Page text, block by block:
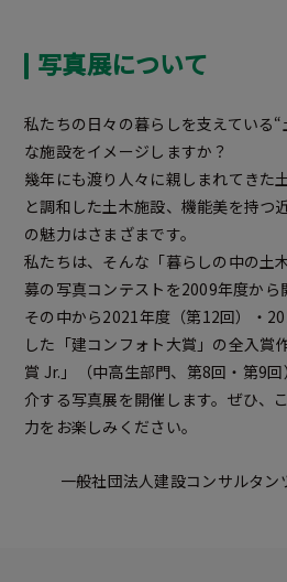
写真展について
私たちの日々の暮らしを支えている
な施設をイメージしますか？
幾年にも渡り人々に親しまれてきた
と調和した土木施設、機能美を持つ
の魅力はさまざまです。
私たちは、そんな「暮らしの中の土
募の写真コンテストを2009年度から
その中から2021年度（第12回）・
した「建コンフォト大賞」の全入賞
賞 Jr.」（中高生部門、第8回・第9
介する写真展を開催します。ぜひ、
力をお楽しみください。
一般社団法人建設コンサルタン